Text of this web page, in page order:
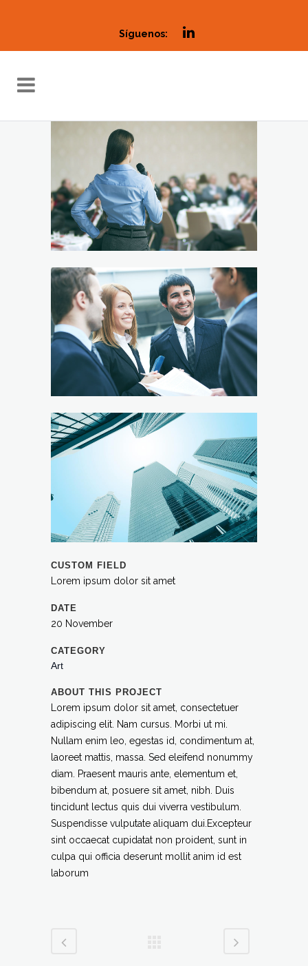
Síguenos:
CUSTOM FIELD
Lorem ipsum dolor sit amet
DATE
20 November
CATEGORY
Art
ABOUT THIS PROJECT
Lorem ipsum dolor sit amet, consectetuer
adipiscing elit. Nam cursus. Morbi ut mi.
Nullam enim leo, egestas id, condimentum at,
laoreet mattis, massa. Sed eleifend nonummy
diam. Praesent mauris ante, elementum et,
bibendum at, posuere sit amet, nibh. Duis
tincidunt lectus quis dui viverra vestibulum.
Suspendisse vulputate aliquam dui.Excepteur
sint occaecat cupidatat non proident, sunt in
culpa qui officia deserunt mollit anim id est
laborum